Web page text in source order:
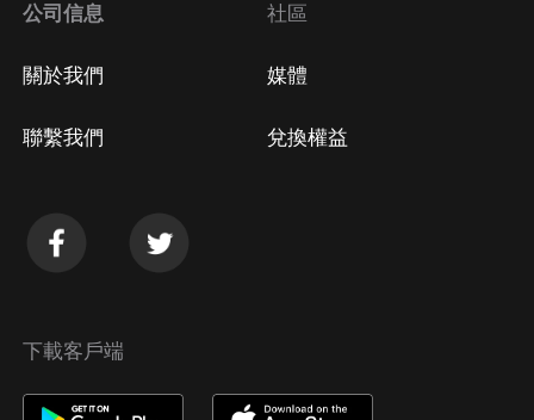
公司信息
關於我們
聯繫我們
社區
媒體
兌換權益
下載客戶端